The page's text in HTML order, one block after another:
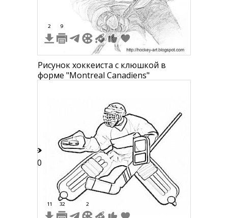
2 9
Рисунок хоккеиста с клюшкой в
форме "Montreal Canadiens"
50
11 32 2